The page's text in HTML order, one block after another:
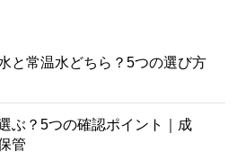
と常温水どちら？5つの選び方
ぶ？5つの確認ポイント｜成
管